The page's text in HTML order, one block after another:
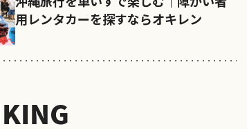
用レンタカーを探すならオキレン